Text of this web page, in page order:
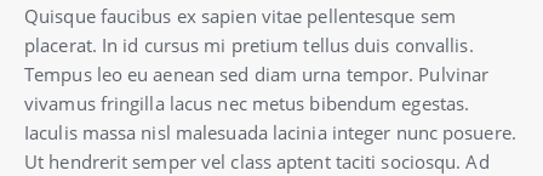
Quisque faucibus ex sapien vitae pellentesque sem
placerat. In id cursus mi pretium tellus duis convallis.
Tempus leo eu aenean sed diam urna tempor. Pulvinar
vivamus fringilla lacus nec metus bibendum egestas.
Iaculis massa nisl malesuada lacinia integer nunc posuere.
Ut hendrerit semper vel class aptent taciti sociosqu. Ad